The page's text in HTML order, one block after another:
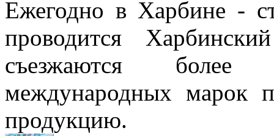
Ежегодно в Харбине -
проводится
съезжаются более
международных марок
продукцию.